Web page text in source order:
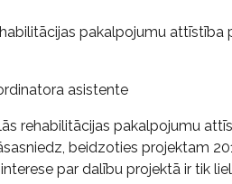
pakalpojumu
asistente
rehabilitācijas pakalpojumu
beidzoties projektam
par dalību projektā ir tik